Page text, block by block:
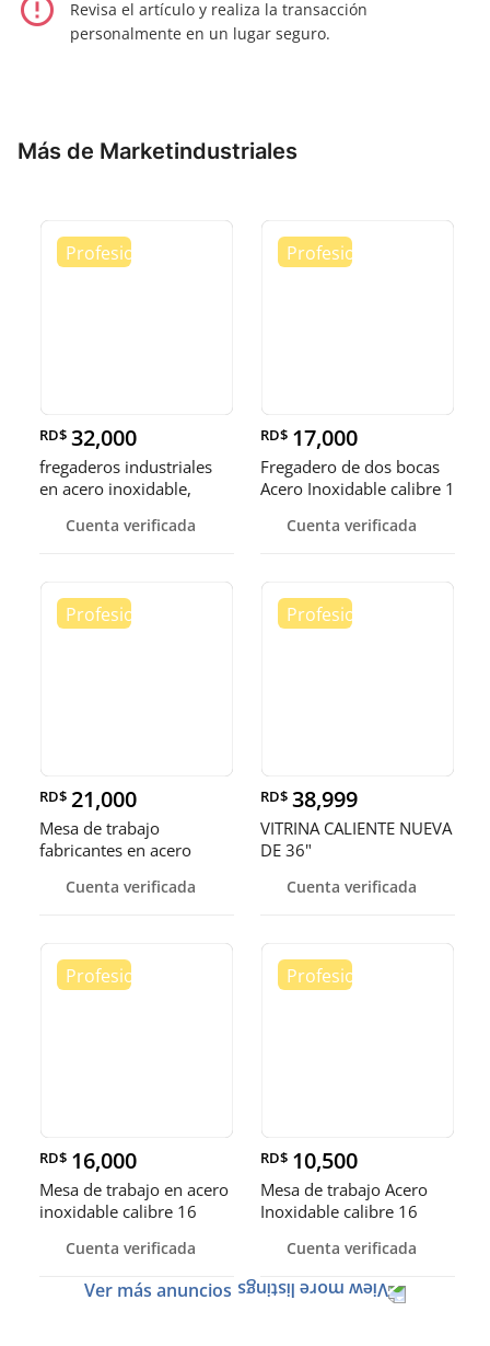
error_outline
Revisa el artículo y realiza la transacción
personalmente en un lugar seguro.
Más de Marketindustriales
RD$ 32,000
fregaderos industriales
en acero inoxidable,
Cuenta verificada
RD$ 17,000
Fregadero de dos bocas
Acero Inoxidable calibre 1
Cuenta verificada
RD$ 21,000
Mesa de trabajo
fabricantes en acero
Cuenta verificada
RD$ 38,999
VITRINA CALIENTE NUEVA
DE 36"
Cuenta verificada
RD$ 16,000
Mesa de trabajo en acero
inoxidable calibre 16
Cuenta verificada
RD$ 10,500
Mesa de trabajo Acero
Inoxidable calibre 16
Cuenta verificada
Ver más anuncios